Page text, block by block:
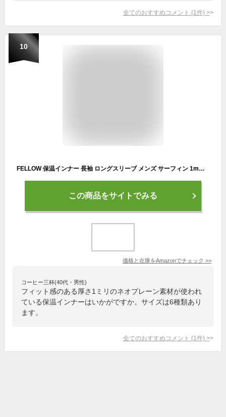
全てのおすすめコメント (1 件) >
10
FELLOW 保温インナー 長袖 ロングスリーブ メンズ サーフィン 1mm メタリックス メタルスキン タッパー ウェットスーツ セミドライスーツ インナー 防水蓄熱 (Black, L)
この商品をサイトでみる
価格と在庫をAmazonでチェック >>
コーヒー三杯(40代・男性)
フィット感のある厚さ1ミリのネオプレーン素材が使われ
ている保温インナーはいかがですか。サイズは6種類あり
ます。
全てのおすすめコメント (1 件) >